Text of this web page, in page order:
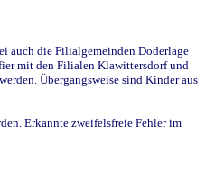
auch die Filialgemeinden Doderlage
mit den Filialen Klawittersdorf und
Übergangsweise sind Kinder aus
Erkannte zweifelsfreie Fehler im